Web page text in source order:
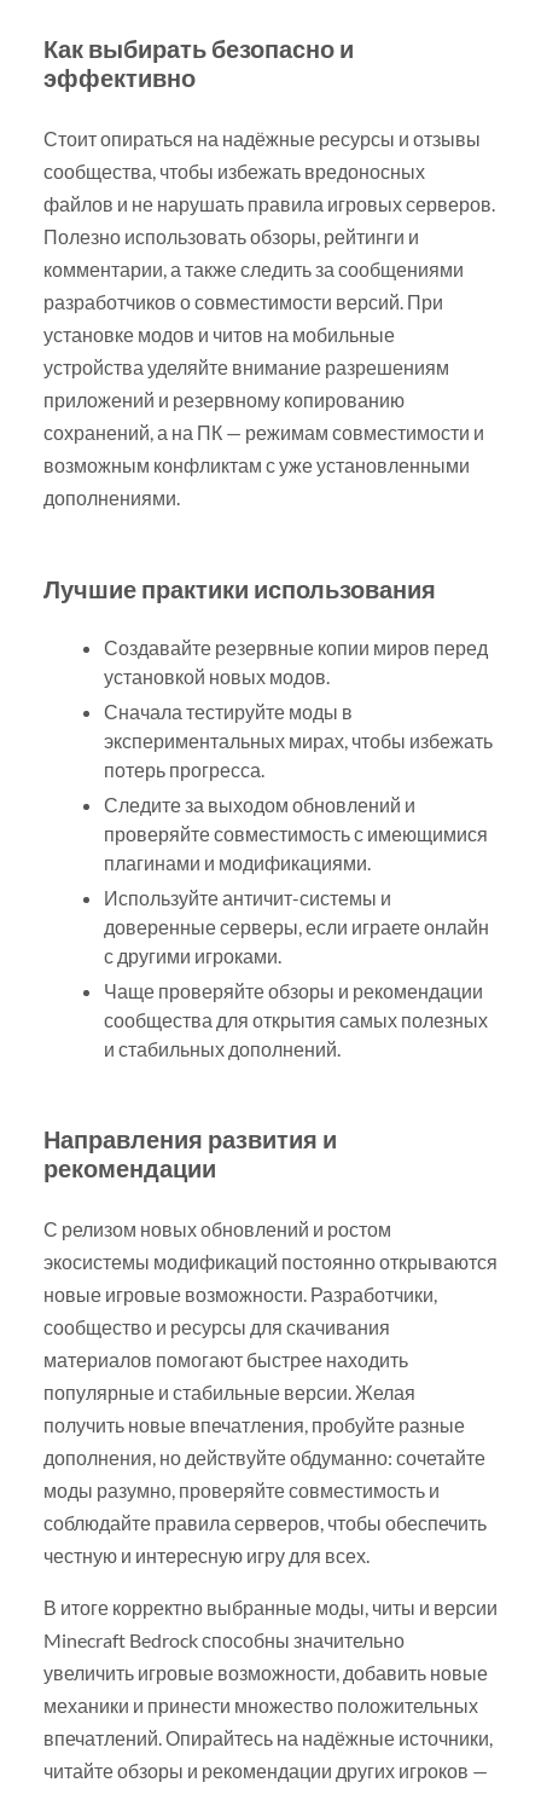
Как выбирать безопасно и
эффективно
Стоит опираться на надёжные ресурсы и отзывы
сообщества, чтобы избежать вредоносных
файлов и не нарушать правила игровых серверов.
Полезно использовать обзоры, рейтинги и
комментарии, а также следить за сообщениями
разработчиков о совместимости версий. При
установке модов и читов на мобильные
устройства уделяйте внимание разрешениям
приложений и резервному копированию
сохранений, а на ПК — режимам совместимости и
возможным конфликтам с уже установленными
дополнениями.
Лучшие практики использования
Создавайте резервные копии миров перед
установкой новых модов.
Сначала тестируйте моды в
экспериментальных мирах, чтобы избежать
потерь прогресса.
Следите за выходом обновлений и
проверяйте совместимость с имеющимися
плагинами и модификациями.
Используйте античит-системы и
доверенные серверы, если играете онлайн
с другими игроками.
Чаще проверяйте обзоры и рекомендации
сообщества для открытия самых полезных
и стабильных дополнений.
Направления развития и
рекомендации
С релизом новых обновлений и ростом
экосистемы модификаций постоянно открываются
новые игровые возможности. Разработчики,
сообщество и ресурсы для скачивания
материалов помогают быстрее находить
популярные и стабильные версии. Желая
получить новые впечатления, пробуйте разные
дополнения, но действуйте обдуманно: сочетайте
моды разумно, проверяйте совместимость и
соблюдайте правила серверов, чтобы обеспечить
честную и интересную игру для всех.
В итоге корректно выбранные моды, читы и версии
Minecraft Bedrock способны значительно
увеличить игровые возможности, добавить новые
механики и принести множество положительных
впечатлений. Опирайтесь на надёжные источники,
читайте обзоры и рекомендации других игроков —